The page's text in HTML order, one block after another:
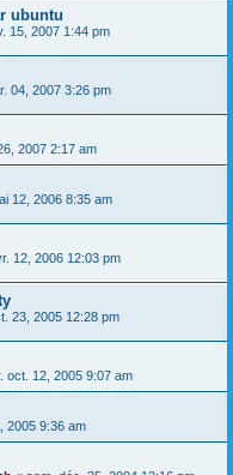
ubuntu
15, 2007 1:44 pm
04, 2007 3:26 pm
2007 2:17 am
12, 2006 8:35 am
12, 2006 12:03 pm
23, 2005 12:28 pm
oct. 12, 2005 9:07 am
2005 9:36 am